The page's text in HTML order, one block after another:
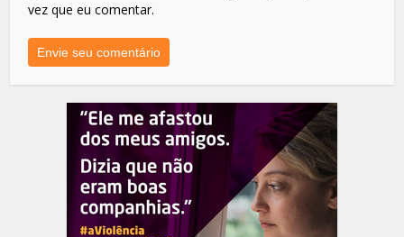
vez que eu comentar.